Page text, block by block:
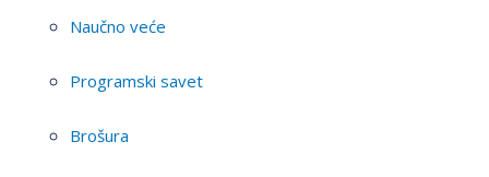
Naučno veće
Programski savet
Brošura